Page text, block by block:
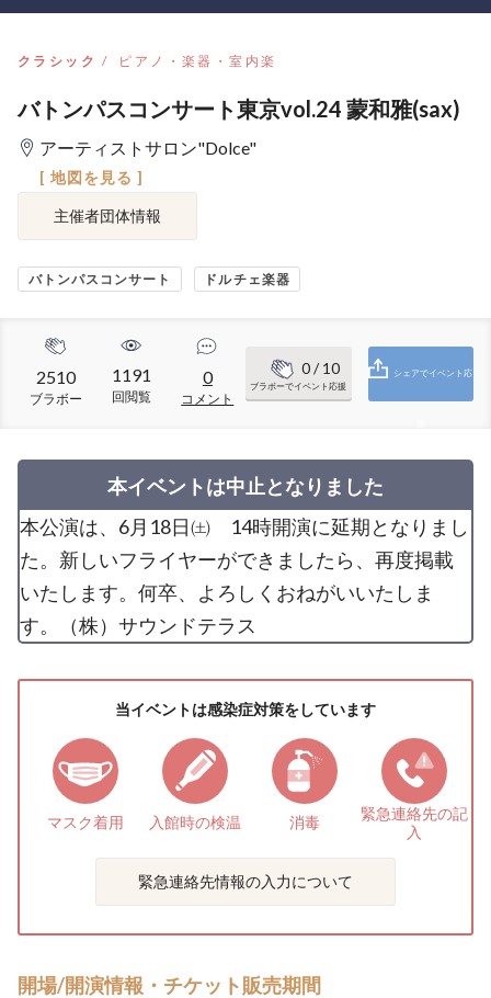
クラシック ピアノ・楽器・室内楽
バトンパスコンサート東京vol.24 蒙和雅(sax)
アーティストサロン"Dolce"
[ 地図を見る ]
主催者団体情報
バトンパスコンサート ドルチェ楽器
2510
ブラボー
1191
回閲覧
0
コメント
0/ 10
ブラボーでイベント応援
シェアでイベント応
本イベントは中止となりました
本公演は、6月18日㈯ 14時開演に延期となりまし
た。新しいフライヤーができましたら、再度掲載
いたします。何卒、よろしくおねがいいたしま
す。（株）サウンドテラス
当イベントは感染症対策をしています
マスク着用 入館時の検温 消毒 緊急連絡先の記
入
緊急連絡先情報の入力について
開場/開演情報・チケット販売期間